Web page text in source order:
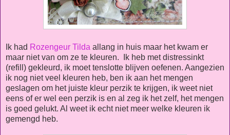
Ik had Rozengeur Tilda allang in huis maar het kwam er
maar niet van om ze te kleuren. Ik heb met distressinkt
(refill) gekleurd, ik moet tenslotte blijven oefenen. Aangezien
ik nog niet veel kleuren heb, ben ik aan het mengen
geslagen om het juiste kleur perzik te krijgen, ik weet niet
eens of er wel een perzik is en al zeg ik het zelf, het mengen
is goed gelukt. Al weet ik echt niet meer welke kleuren ik
gemengd heb.